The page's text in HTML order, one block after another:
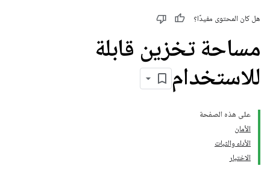
هل كان المحتوى مفيدًا؟
مساحة تخزين قابلة
للاستخدام
على هذه الصفحة
الأمان
الأداء والثبات
الاختبار